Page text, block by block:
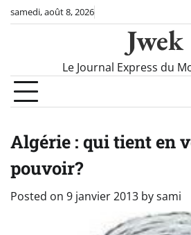
Skipsamedi, août 8, 2026
Jwek
Le Journal Express du
Algérie : qui tient en
pouvoir?
Posted on 9 janvier 2013 bysami